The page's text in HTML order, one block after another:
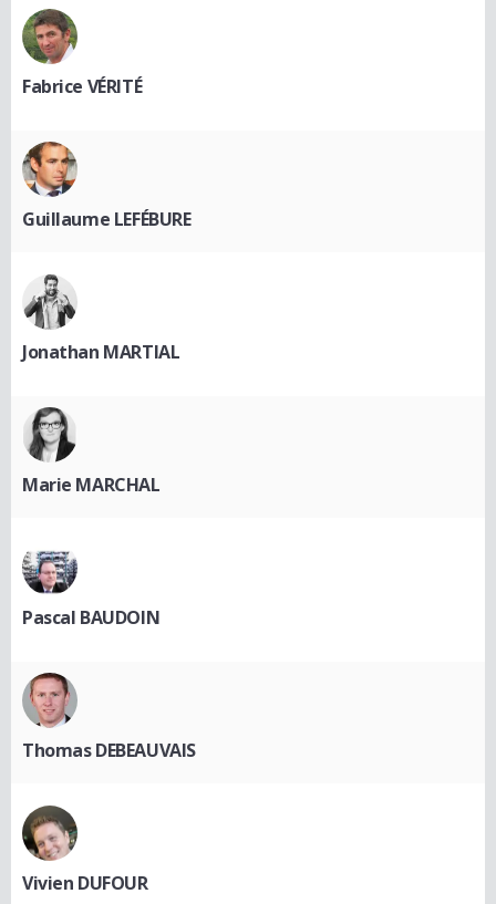
Fabrice VÉRITÉ
Guillaume LEFÉBURE
Jonathan MARTIAL
Marie MARCHAL
Pascal BAUDOIN
Thomas DEBEAUVAIS
Vivien DUFOUR